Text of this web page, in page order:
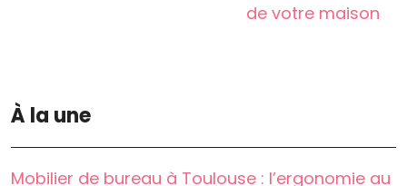
de votre maison
À la une
Mobilier de bureau à Toulouse : l’ergonomie au